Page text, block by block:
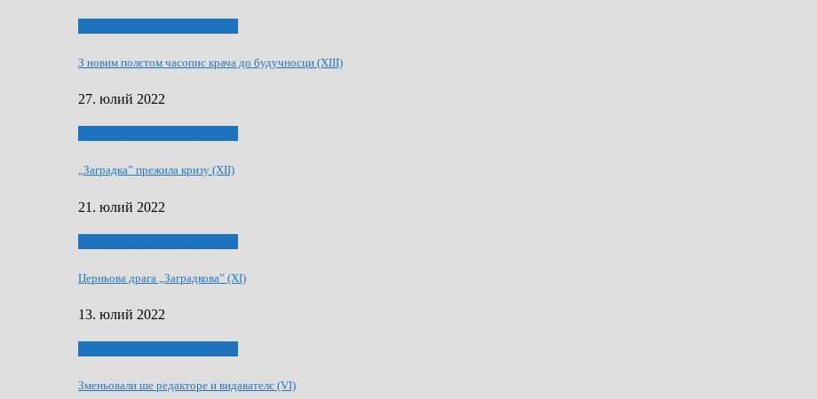
З новим полєтом часопис крача до будучносци (XIII)
27. юлий 2022
„Заградка” прежила кризу (XII)
21. юлий 2022
Церньова драга „Заградкова” (XI)
13. юлий 2022
Зменьовали ше редакторе и видавателє (VI)